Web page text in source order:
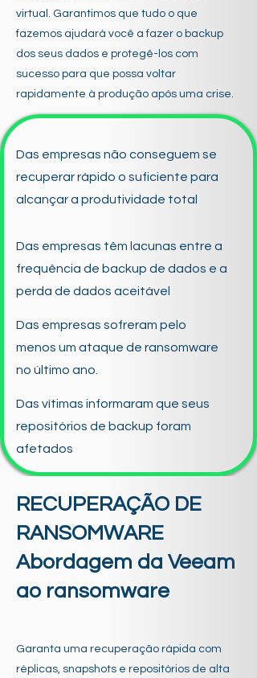
virtual. Garantimos que tudo o que
fazemos ajudará você a fazer o backup
dos seus dados e protegê-los com
sucesso para que possa voltar
rapidamente à produção após uma crise.
Das empresas não conseguem se
recuperar rápido o suficiente para
alcançar a produtividade total
Das empresas têm lacunas entre a
frequência de backup de dados e a
perda de dados aceitável
Das empresas sofreram pelo
menos um ataque de ransomware
no último ano.
Das vítimas informaram que seus
repositórios de backup foram
afetados
RECUPERAÇÃO DE
RANSOMWARE
Abordagem da Veeam
ao ransomware
Garanta uma recuperação rápida com
réplicas, snapshots e repositórios de alta